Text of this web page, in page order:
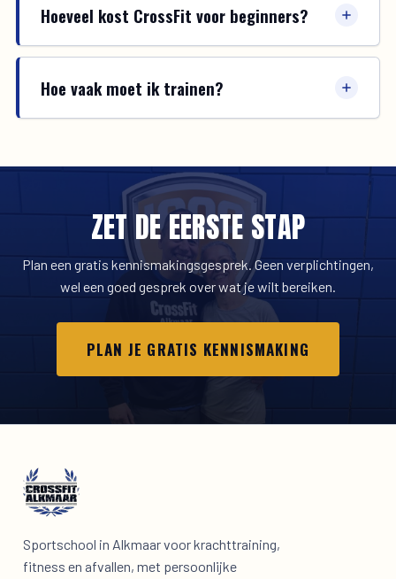
Hoeveel kost CrossFit voor beginners?
Hoe vaak moet ik trainen?
ZET DE EERSTE STAP
Plan een gratis kennismakingsgesprek. Geen verplichtingen,
wel een goed gesprek over wat je wilt bereiken.
PLAN JE GRATIS KENNISMAKING
Sportschool in Alkmaar voor krachttraining,
fitness en afvallen, met persoonlijke